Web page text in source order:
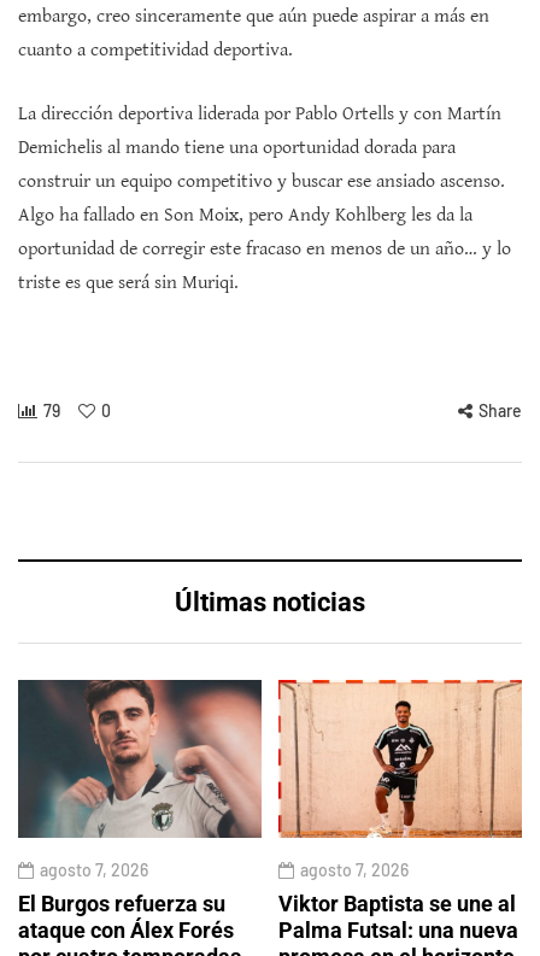
embargo, creo sinceramente que aún puede aspirar a más en
cuanto a competitividad deportiva.
La dirección deportiva liderada por Pablo Ortells y con Martín
Demichelis al mando tiene una oportunidad dorada para
construir un equipo competitivo y buscar ese ansiado ascenso.
Algo ha fallado en Son Moix, pero Andy Kohlberg les da la
oportunidad de corregir este fracaso en menos de un año… y lo
triste es que será sin Muriqi.
79 0 Share
Últimas noticias
agosto 7, 2026
El Burgos refuerza su
ataque con Álex Forés
agosto 7, 2026
Viktor Baptista se une al
Palma Futsal: una nueva